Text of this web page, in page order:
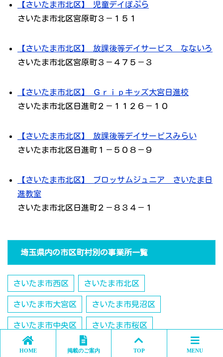
【さいたま市北区】 児童デイぽぷら
さいたま市北区宮原町３－１５１
【さいたま市北区】 放課後等デイサービス なないろ
さいたま市北区宮原町３－４７５－３
【さいたま市北区】 Ｇｒｉｐキッズ大宮日進校
さいたま市北区日進町２－１１２６－１０
【さいたま市北区】 放課後等デイサービスみらい
さいたま市北区日進町１－５０８－９
【さいたま市北区】 ブロッサムジュニア さいたま日
進教室
さいたま市北区日進町２－８３４－１
埼玉県内の市区町村別の事業所一覧
さいたま市西区 さいたま市北区
さいたま市大宮区 さいたま市見沼区
さいたま市中央区 さいたま市桜区
さいたま市浦和区 さいたま市南区
HOME 掲載のご案内 TOP MENU